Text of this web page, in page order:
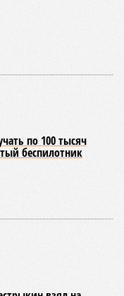
содержание
гигиенических норм
питания детей и
медицинских
проверок у 20
инфекций –
отстранены
на
оперативное
заболеваний